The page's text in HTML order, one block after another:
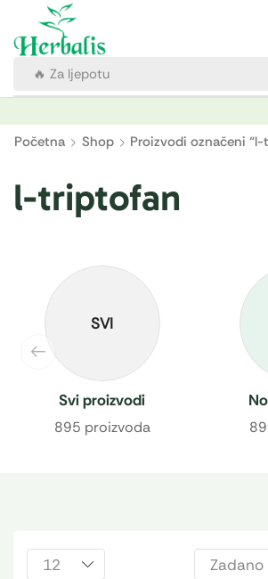
🔥 Za ljepotu
Početna Shop Proizvodi označeni
l-triptofan
SVI
Svi proizvodi
895 proizvoda